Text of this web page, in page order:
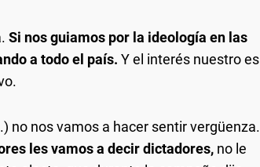
Si nos guiamos por la ideología en las
a todo el país. Y el interés nuestro es
no nos vamos a hacer sentir vergüenza.
les vamos a decir dictadores, no le